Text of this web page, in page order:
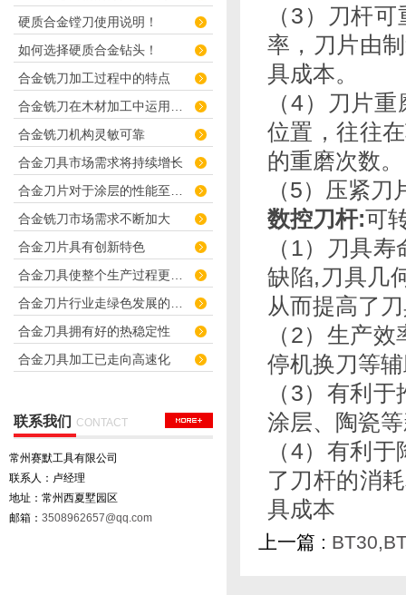
硬质合金镗刀使用说明！
如何选择硬质合金钻头！
合金铣刀加工过程中的特点
合金铣刀机构灵敏可靠
合金刀具市场需求将持续增长
合金铣刀市场需求不断加大
合金刀片具有创新特色
合金刀具拥有好的热稳定性
合金刀具加工已走向高速化
联系我们 CONTACT
常州赛默工具有限公司
联系人：卢经理
地址：常州西夏墅园区
邮箱： 3508962657@qq.com
（3）刀杆
率，刀片由
具成本。
（4）刀片
位置，往往
的重磨次数
（5）压紧
数控刀杆:可
（1）刀具
缺陷,刀具几
从而提高了
（2）生产
停机换刀等
（3）有利
涂层、陶瓷
（4）有利
了刀杆的消
具成本
上一篇 :